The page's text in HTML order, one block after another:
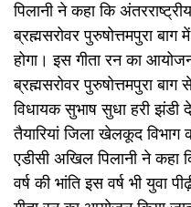
पिलानी ने कहा कि
ब्रह्मसरोवर पुरुषोत्तमपुरा
होगा। इस गीता रन का
ब्रह्मसरोवर पुरुषोत्तमपुरा
विधायक सुभाष सुधा हरी झंडी
तैयारियां जिला खेलकूद
एडीसी अखिल पिलानी ने कहा
वर्ष की भांति इस वर्ष भी युवा